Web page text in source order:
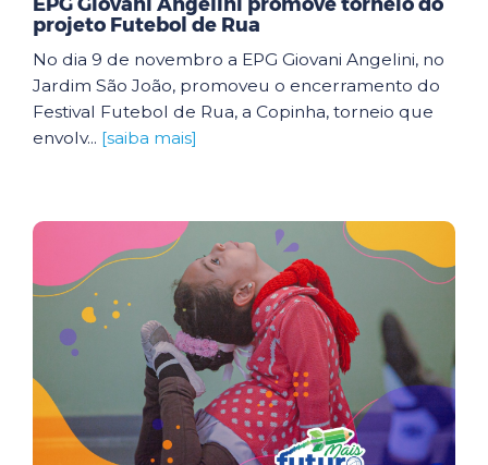
projeto Futebol de Rua
No dia 9 de novembro a EPG Giovani Angelini, no
Jardim São João, promoveu o encerramento do
Festival Futebol de Rua, a Copinha, torneio que
envolv... [saiba mais]